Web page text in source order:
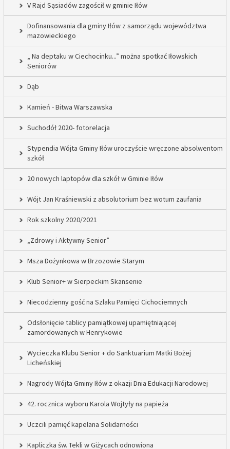
V Rajd Sąsiadów zagościł w gminie Iłów
Dofinansowania dla gminy Iłów z samorządu województwa
mazowieckiego
„ Na deptaku w Ciechocinku...” można spotkać Iłowskich
Seniorów
Dąb
Kamień - Bitwa Warszawska
Suchodół 2020- fotorelacja
Stypendia Wójta Gminy Iłów uroczyście wręczone absolwentom
szkół
20 nowych laptopów dla szkół w Gminie Iłów
Wójt Jan Kraśniewski z absolutorium bez wotum zaufania
Rok szkolny 2020/2021
„Zdrowy i Aktywny Senior”
Msza Dożynkowa w Brzozowie Starym
Klub Senior+ w Sierpeckim Skansenie
Niecodzienny gość na Szlaku Pamięci Cichociemnych
Odsłonięcie tablicy pamiątkowej upamiętniającej
zamordowanych w Henrykowie
Wycieczka Klubu Senior + do Sanktuarium Matki Bożej
Licheńskiej
Nagrody Wójta Gminy Iłów z okazji Dnia Edukacji Narodowej
42. rocznica wyboru Karola Wojtyły na papieża
Uczcili pamięć kapelana Solidarności
Kapliczka św. Tekli w Giżycach odnowiona